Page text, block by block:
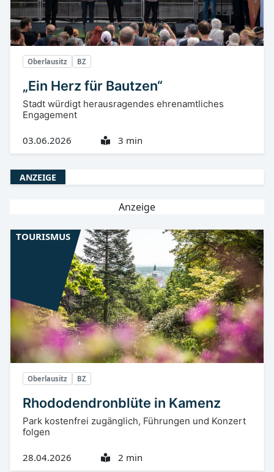
Anzeige
Oberlausitz BZ
„Ein Herz für Bautzen“
Stadt würdigt herausragendes ehrenamtliches
Engagement
03.06.2026 3 min
ANZEIGE
Oberlausitz BZ
Rhododendronblüte in Kamenz
Park kostenfrei zugänglich, Führungen und Konzert
folgen
28.04.2026 2 min
TOURISMUS